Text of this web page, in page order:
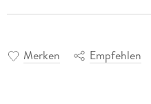
Merken Empfehlen